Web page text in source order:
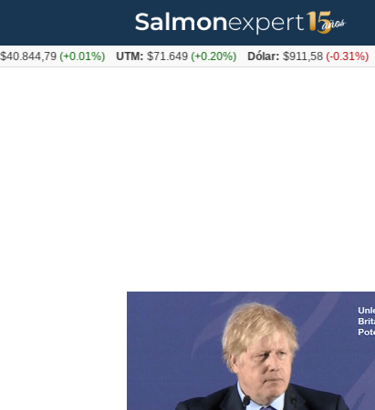
Tag:
(+0.01%) UTM: $71.649(+0.20%) Dólar: $911,58(-0.31%)